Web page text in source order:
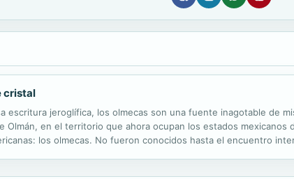
cristal
escritura jeroglífica, los olmecas son una fuente inagotable de
en el territorio que ahora ocupan los estados mexicanos
los olmecas. No fueron conocidos hasta el encuentro